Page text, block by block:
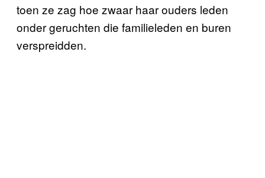
toen ze zag hoe zwaar haar ouders leden
onder geruchten die familieleden en buren
verspreidden.